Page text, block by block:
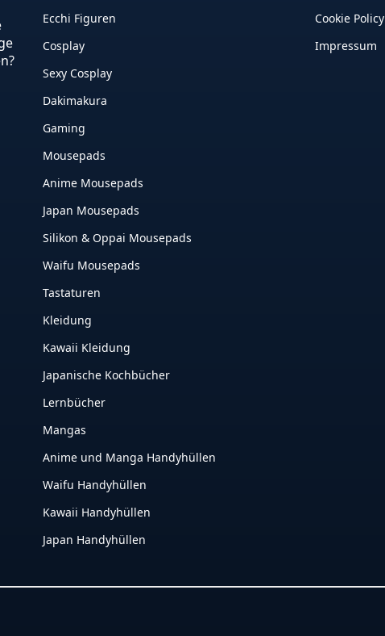
Ecchi Figuren
Cosplay
Sexy Cosplay
Dakimakura
Gaming
Mousepads
Anime Mousepads
Japan Mousepads
Silikon & Oppai Mousepads
Waifu Mousepads
Tastaturen
Kleidung
Kawaii Kleidung
Japanische Kochbücher
Lernbücher
Mangas
Anime und Manga Handyhüllen
Waifu Handyhüllen
Kawaii Handyhüllen
Japan Handyhüllen
Cookie
Impressum